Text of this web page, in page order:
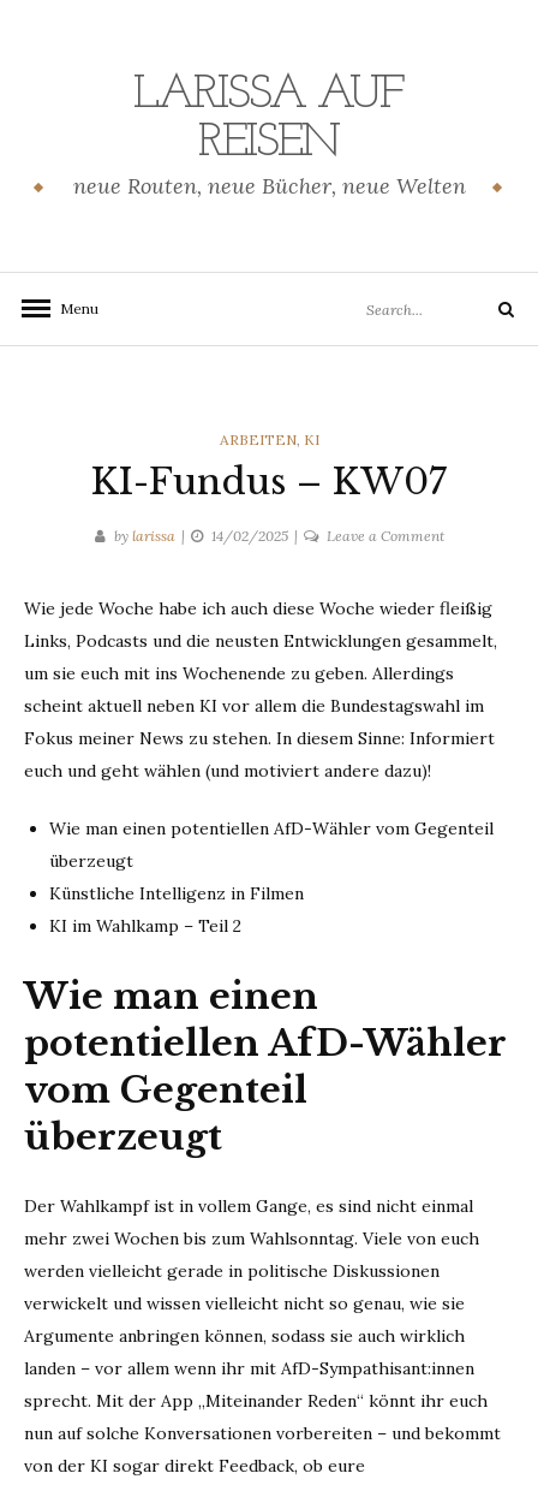
LARISSA AUF
REISEN
neue Routen, neue Bücher, neue Welten
Menu
for:
Search
CATEGORIES
ARBEITEN, KI
KI-Fundus – KW07
by larissa 14/02/2025 Leave a Commenton
–
KW07
Wie jede Woche habe ich auch diese Woche wieder fleißig
Links, Podcasts und die neusten Entwicklungen gesammelt,
um sie euch mit ins Wochenende zu geben. Allerdings
scheint aktuell neben KI vor allem die Bundestagswahl im
Fokus meiner News zu stehen. In diesem Sinne: Informiert
euch und geht wählen (und motiviert andere dazu)!
Wie man einen potentiellen AfD-Wähler vom Gegenteil
überzeugt
Künstliche Intelligenz in Filmen
KI im Wahlkamp – Teil 2
Wie man einen
potentiellen AfD-Wähler
vom Gegenteil
überzeugt
Der Wahlkampf ist in vollem Gange, es sind nicht einmal
mehr zwei Wochen bis zum Wahlsonntag. Viele von euch
werden vielleicht gerade in politische Diskussionen
verwickelt und wissen vielleicht nicht so genau, wie sie
Argumente anbringen können, sodass sie auch wirklich
landen – vor allem wenn ihr mit AfD-Sympathisant:innen
sprecht. Mit der App „Miteinander Reden“ könnt ihr euch
nun auf solche Konversationen vorbereiten – und bekommt
von der KI sogar direkt Feedback, ob eure